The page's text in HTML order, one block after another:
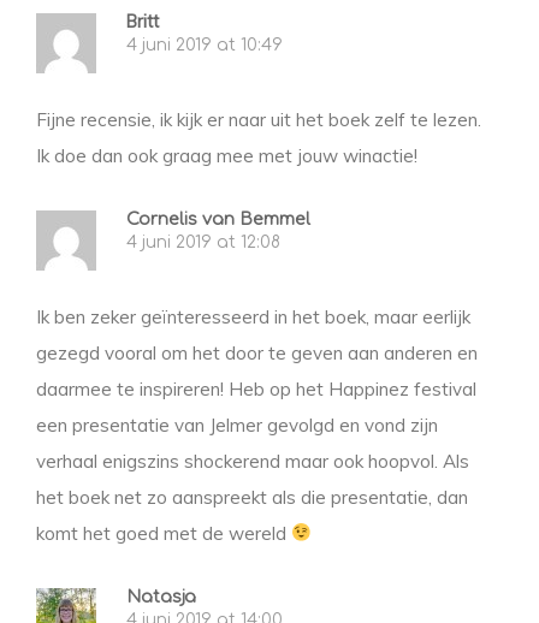
Britt
4 juni 2019 at 10:49
Fijne recensie, ik kijk er naar uit het boek zelf te lezen.
Ik doe dan ook graag mee met jouw winactie!
Cornelis van Bemmel
4 juni 2019 at 12:08
Ik ben zeker geïnteresseerd in het boek, maar eerlijk
gezegd vooral om het door te geven aan anderen en
daarmee te inspireren! Heb op het Happinez festival
een presentatie van Jelmer gevolgd en vond zijn
verhaal enigszins shockerend maar ook hoopvol. Als
het boek net zo aanspreekt als die presentatie, dan
komt het goed met de wereld
Natasja